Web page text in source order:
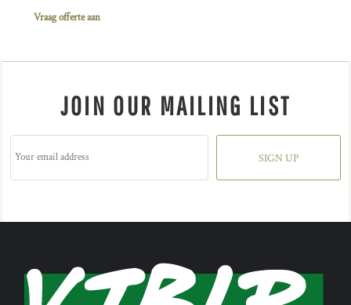
Vraag offerte aan
JOIN OUR MAILING LIST
SIGN UP